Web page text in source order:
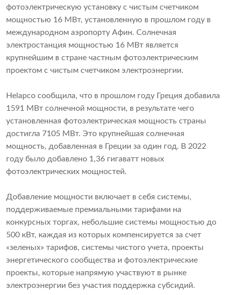
фотоэлектрическую установку с чистым счетчиком
мощностью 16 МВт, установленную в прошлом году в
международном аэропорту Афин. Солнечная
электростанция мощностью 16 МВт является
крупнейшим в стране частным фотоэлектрическим
проектом с чистым счетчиком электроэнергии.
Helapco сообщила, что в прошлом году Греция добавила
1591 МВт солнечной мощности, в результате чего
установленная фотоэлектрическая мощность страны
достигла 7105 МВт. Это крупнейшая солнечная
мощность, добавленная в Греции за один год. В 2022
году было добавлено 1,36 гигаватт новых
фотоэлектрических мощностей.
Добавление мощности включает в себя системы,
поддерживаемые премиальными тарифами на
конкурсных торгах, небольшие системы мощностью до
500 кВт, каждая из которых компенсируется за счет
«зеленых» тарифов, системы чистого учета, проекты
энергетического сообщества и фотоэлектрические
проекты, которые напрямую участвуют в рынке
электроэнергии без участия поддержка субсидий.